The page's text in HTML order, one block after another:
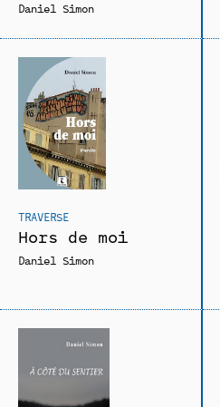
Daniel Simon
TRAVERSE
Hors de moi
Daniel Simon